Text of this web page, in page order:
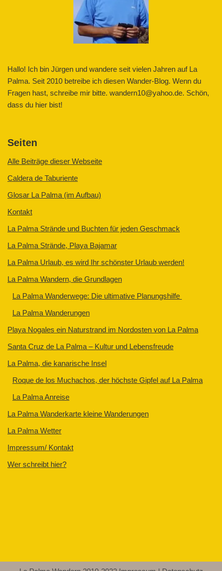
Hallo! Ich bin Jürgen und wandere seit vielen Jahren auf La
Palma. Seit 2010 betreibe ich diesen Wander-Blog. Wenn du
Fragen hast, schreibe mir bitte. wandern10@yahoo.de. Schön,
dass du hier bist!
Seiten
Alle Beiträge dieser Webseite
Caldera de Taburiente
Glosar La Palma (im Aufbau)
Kontakt
La Palma Strände und Buchten für jeden Geschmack
La Palma Strände, Playa Bajamar
La Palma Urlaub, es wird Ihr schönster Urlaub werden!
La Palma Wandern, die Grundlagen
La Palma Wanderwege: Die ultimative Planungshilfe
La Palma Wanderungen
Playa Nogales ein Naturstrand im Nordosten von La Palma
Santa Cruz de La Palma – Kultur und Lebensfreude
La Palma, die kanarische Insel
Roque de los Muchachos, der höchste Gipfel auf La Palma
La Palma Anreise
La Palma Wanderkarte kleine Wanderungen
La Palma Wetter
Impressum/ Kontakt
Wer schreibt hier?